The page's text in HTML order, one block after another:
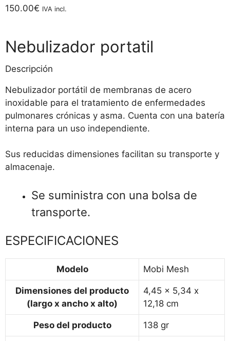
150.00€ IVA incl.
Nebulizador portatil
Descripción
Nebulizador portátil de membranas de acero
inoxidable para el tratamiento de enfermedades
pulmonares crónicas y asma. Cuenta con una batería
interna para un uso independiente.
Sus reducidas dimensiones facilitan su transporte y
almacenaje.
Se suministra con una bolsa de
transporte.
ESPECIFICACIONES
Modelo Mobi Mesh
Dimensiones del producto
(largo x ancho x alto)
4,45 x 5,34 x
12,18 cm
Peso del producto 138 gr